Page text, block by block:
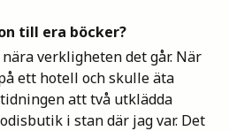
till era böcker?
nära verkligheten det går. När
ett hotell och skulle äta
att två utklädda
i stan där jag var. Det